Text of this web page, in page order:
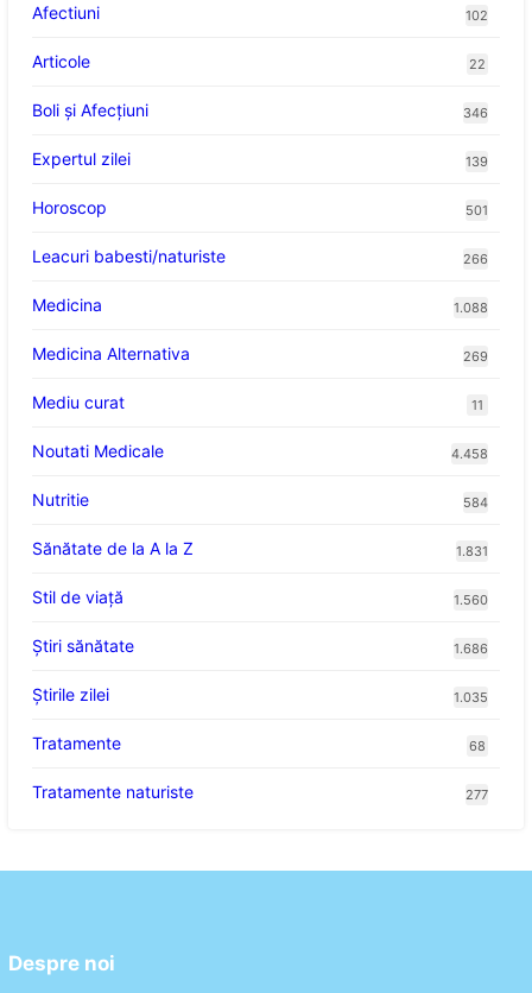
Afectiuni
102
Articole 22
Boli și Afecțiuni 346
Expertul zilei 139
Horoscop 501
Leacuri babesti/naturiste 266
Medicina 1.088
Medicina Alternativa 269
Mediu curat 11
Noutati Medicale 4.458
Nutritie 584
Sănătate de la A la Z 1.831
Stil de viaţă 1.560
Ştiri sănătate 1.686
Știrile zilei 1.035
Tratamente 68
Tratamente naturiste 277
Despre noi